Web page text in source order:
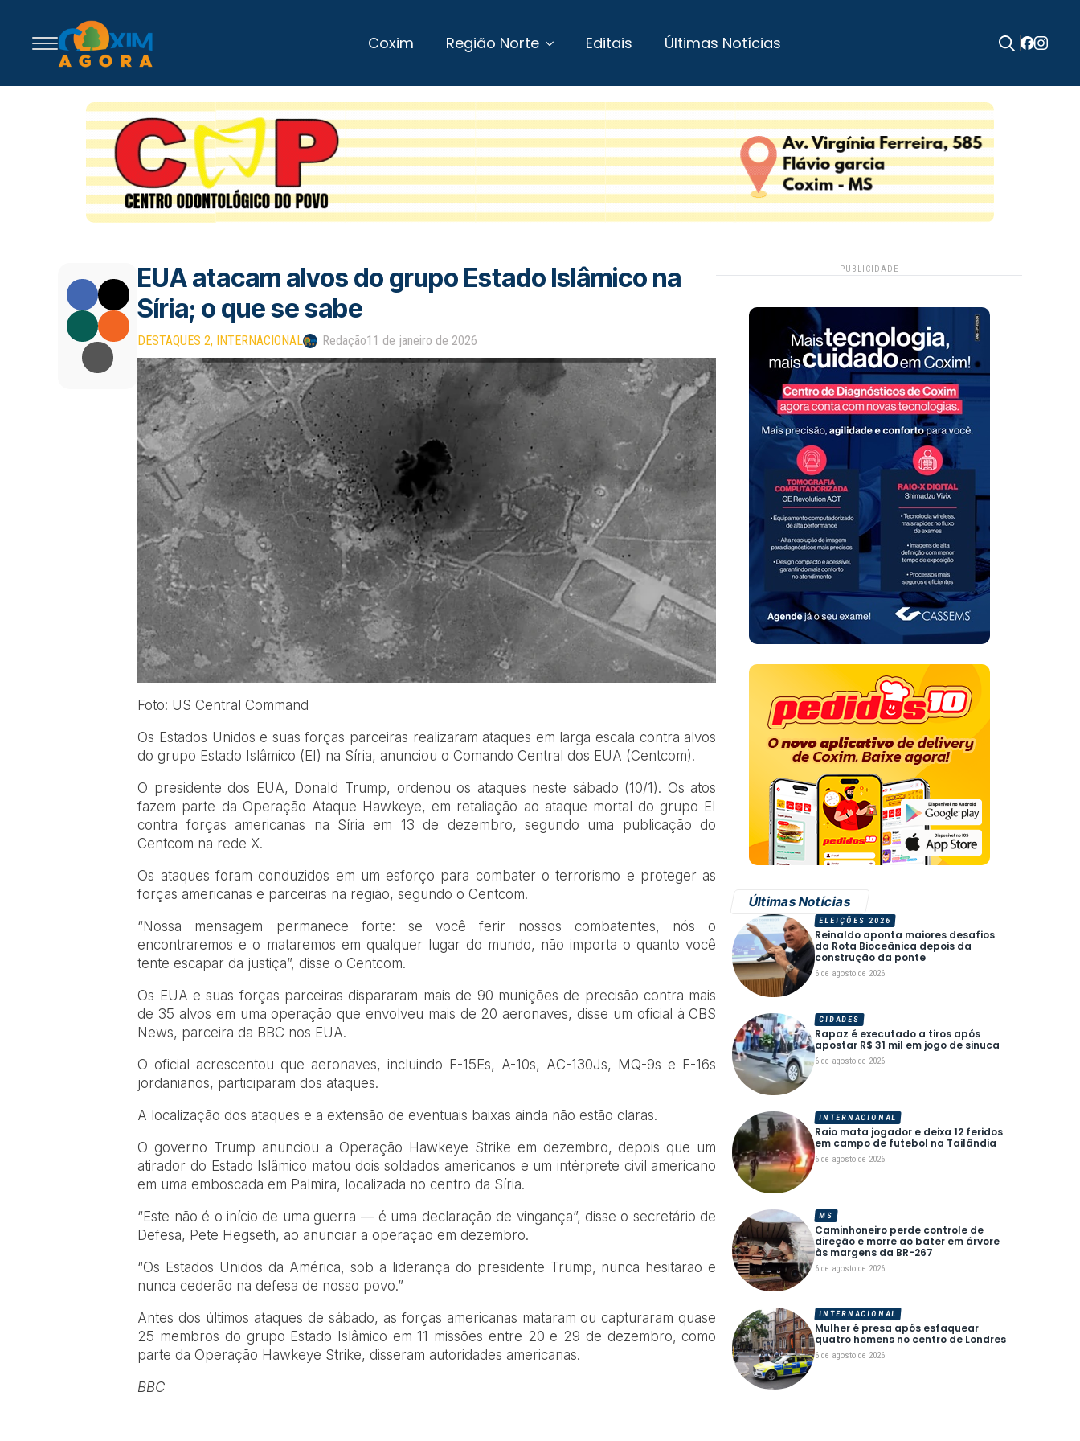
Coxim Região Norte Editais Últimas Notícias
EUA atacam alvos do grupo Estado Islâmico na
Síria; o que se sabe
DESTAQUES 2 INTERNACIONAL Redação11 de janeiro de 2026
Foto: US Central Command
Os Estados Unidos e suas forças parceiras realizaram ataques em larga escala contra alvos
do grupo Estado Islâmico (EI) na Síria, anunciou o Comando Central dos EUA (Centcom).
O presidente dos EUA, Donald Trump, ordenou os ataques neste sábado (10/1). Os atos
fazem parte da Operação Ataque Hawkeye, em retaliação ao ataque mortal do grupo EI
contra forças americanas na Síria em 13 de dezembro, segundo uma publicação do
Centcom na rede X.
Os ataques foram conduzidos em um esforço para combater o terrorismo e proteger as
forças americanas e parceiras na região, segundo o Centcom.
“Nossa mensagem permanece forte: se você ferir nossos combatentes, nós o
encontraremos e o mataremos em qualquer lugar do mundo, não importa o quanto você
tente escapar da justiça”, disse o Centcom.
Os EUA e suas forças parceiras dispararam mais de 90 munições de precisão contra mais
de 35 alvos em uma operação que envolveu mais de 20 aeronaves, disse um oficial à CBS
News, parceira da BBC nos EUA.
O oficial acrescentou que aeronaves, incluindo F-15Es, A-10s, AC-130Js, MQ-9s e F-16s
jordanianos, participaram dos ataques.
A localização dos ataques e a extensão de eventuais baixas ainda não estão claras.
O governo Trump anunciou a Operação Hawkeye Strike em dezembro, depois que um
atirador do Estado Islâmico matou dois soldados americanos e um intérprete civil americano
em uma emboscada em Palmira, localizada no centro da Síria.
“Este não é o início de uma guerra — é uma declaração de vingança”, disse o secretário de
Defesa, Pete Hegseth, ao anunciar a operação em dezembro.
“Os Estados Unidos da América, sob a liderança do presidente Trump, nunca hesitarão e
nunca cederão na defesa de nosso povo.”
Antes dos últimos ataques de sábado, as forças americanas mataram ou capturaram quase
25 membros do grupo Estado Islâmico em 11 missões entre 20 e 29 de dezembro, como
parte da Operação Hawkeye Strike, disseram autoridades americanas.
BBC
PUBLICIDADE
Últimas Notícias
Reinaldo aponta maiores desafios
da Rota Bioceânica depois da
construção da ponte
6 de agosto de 2026
ELEIÇÕES 2026
Rapaz é executado a tiros após
apostar R$ 31 mil em jogo de sinuca
6 de agosto de 2026
CIDADES
Raio mata jogador e deixa 12 feridos
em campo de futebol na Tailândia
6 de agosto de 2026
INTERNACIONAL
Caminhoneiro perde controle de
direção e morre ao bater em árvore
às margens da BR-267
6 de agosto de 2026
MS
Mulher é presa após esfaquear
quatro homens no centro de Londres
6 de agosto de 2026
INTERNACIONAL